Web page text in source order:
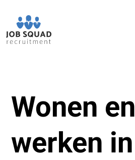
Wonen en
werken in